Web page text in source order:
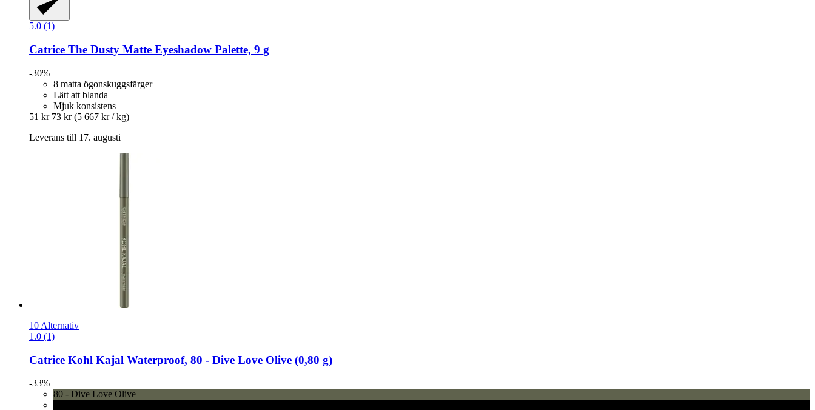
5.0 (1)
Catrice The Dusty Matte Eyeshadow Palette, 9 g
-30%
8 matta ögonskuggsfärger
Lätt att blanda
Mjuk konsistens
51 kr 73 kr (5 667 kr / kg)
Leverans till 17. augusti
10 Alternativ
1.0 (1)
Catrice Kohl Kajal Waterproof, 80 -​ Dive Love Olive (0,80 g)
-33%
80 - Dive Love Olive